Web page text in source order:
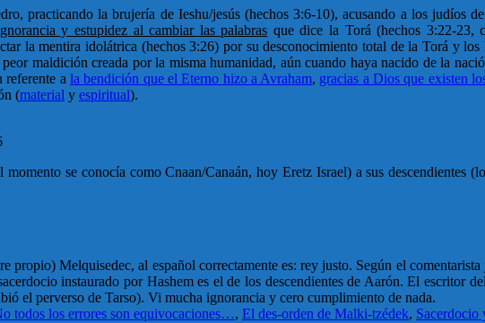
practicando la brujería de Ieshu/jesús (hechos 3:6-10), acusando a los judíos
y estupidez al cambiar las palabras que dice la Torá (hechos 3:22-23,
la mentira idolátrica (hechos 3:26) por su desconocimiento total de la Torá y los
maldición creada por la misma humanidad, aún cuando haya nacido de la
a la bendición que el Eterno hizo a Avraham, gracias a Dios que existen
(material y espiritual).
se conocía como Cnaan/Canaán, hoy Eretz Israel) a sus descendientes
Melquisedec, al español correctamente es: rey justo. Según el
instaurado por Hashem es el de los descendientes de Aarón. El escritor
el perverso de Tarso). Vi mucha ignorancia y cero cumplimiento de nada.
todos los errores son equivocaciones…, El des-orden de Malki-tzédek,